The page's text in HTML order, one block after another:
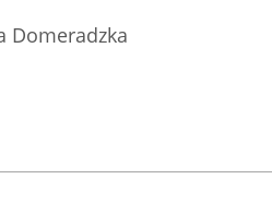
Domeradzka